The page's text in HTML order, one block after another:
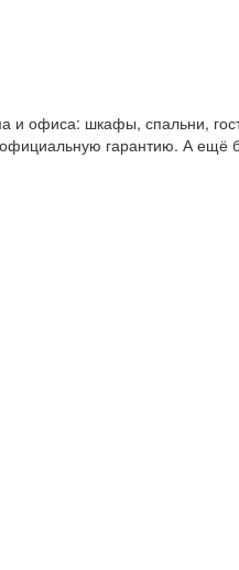
офиса: шкафы, спальни,
гарантию. А